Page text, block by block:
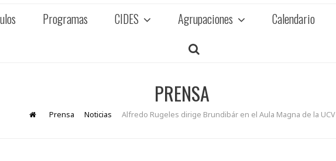
Programas CIDES Agrupaciones Calendario
PRENSA
Prensa Noticias Alfredo Rugeles dirige Brundibár en el Aula Magna de la UCV